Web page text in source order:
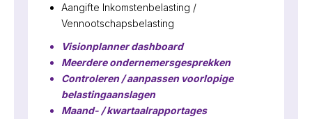
Aangifte Inkomstenbelasting /
Vennootschapsbelasting
Visionplanner dashboard
Meerdere ondernemersgesprekken
Controleren / aanpassen voorlopige
belastingaanslagen
Maand- / kwartaalrapportages